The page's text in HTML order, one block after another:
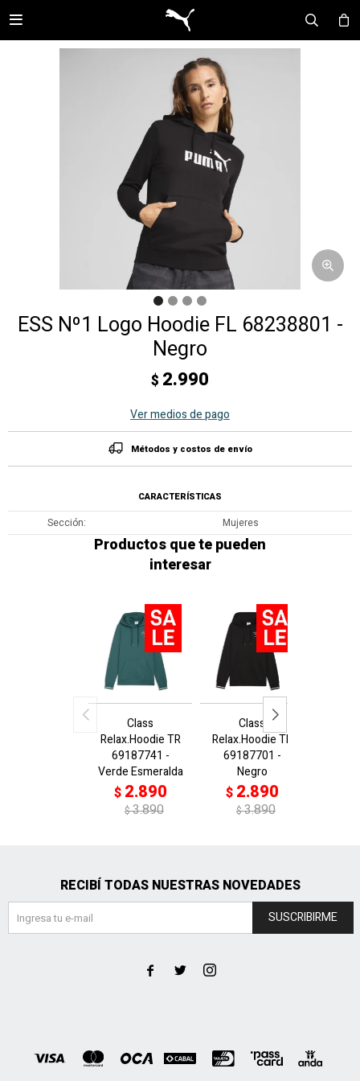

ESS Nº1 Logo Hoodie FL 68238801 -
Negro
$ 2.990
Ver medios de pago
Métodos y costos de envío
CARACTERÍSTICAS
Sección Mujeres
Productos que te pueden
interesar
Class
Relax.Hoodie TR
69187741 -
Verde Esmeralda
$ 2.890
$3.890
Class
Relax.Hoodie TR
69187701 -
Negro
$ 2.890
$3.890
RECIBÍ TODAS NUESTRAS NOVEDADES
SUSCRIBIRME
  